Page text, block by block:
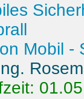
Mobil -